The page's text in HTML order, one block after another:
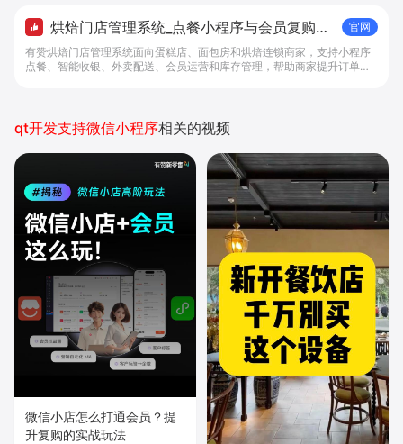
烘焙门店管理系统_点餐小程序与会员复购工
具 - 做生意, 找有赞
官网
有赞烘焙门店管理系统面向蛋糕店、面包房和烘焙连锁商家，支持小程序
点餐、智能收银、外卖配送、会员运营和库存管理，帮助商家提升订单转
qt开发支持微信小程序相关的视频
微信小店怎么打通会员？提
升复购的实战玩法